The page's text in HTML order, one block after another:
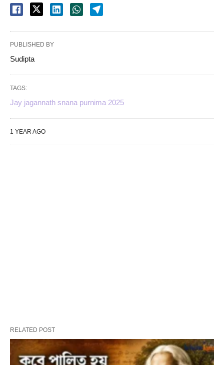
PUBLISHED BY
Sudipta
TAGS:
Jay jagannath snana purnima 2025
1 YEAR AGO
RELATED POST